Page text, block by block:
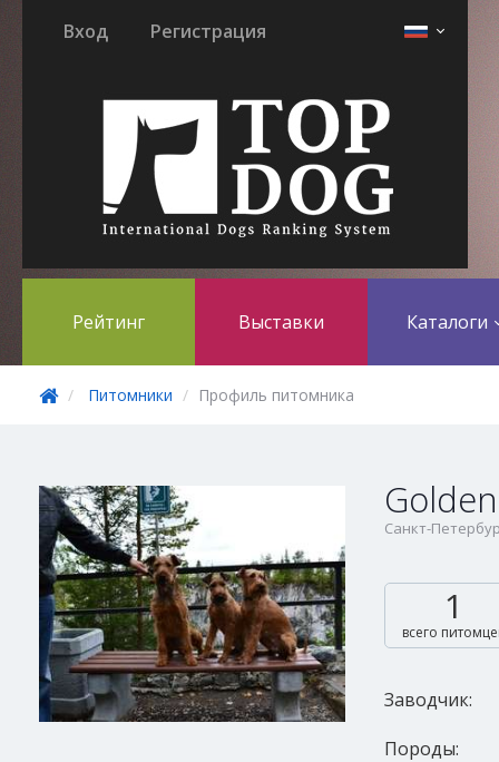
Вход Регистрация
Рейтинг Выставки Каталоги
Питомники Профиль питомника
Санкт-
1
всего
Заводчик:
Породы: